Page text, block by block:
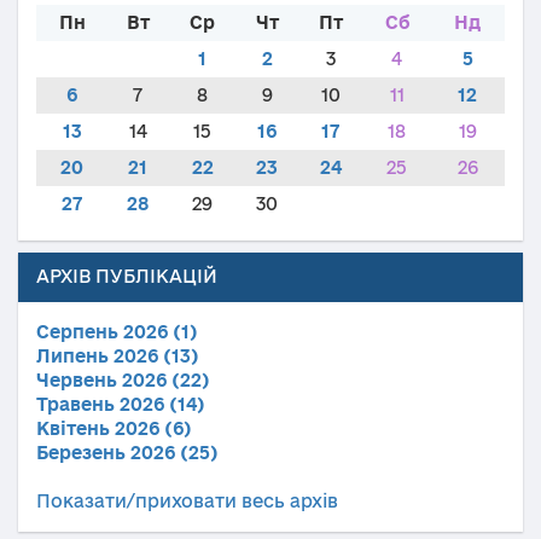
Пн Вт Ср Чт Пт Сб
Нд
1
2 3 4
5
6
7 8 9 10 11
12
13
14 15 16 17 18
19
20
21 22 23 24 25
26
27
28 29 30
АРХІВ ПУБЛІКАЦІЙ
Серпень 2026 (1)
Липень 2026 (13)
Червень 2026 (22)
Травень 2026 (14)
Квітень 2026 (6)
Березень 2026 (25)
Показати/приховати весь архів